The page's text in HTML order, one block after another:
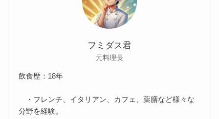
フミダス君
元料理長
飲食歴：18年
・フレンチ、イタリアン、カフェ、薬膳など様々な
分野を経験。